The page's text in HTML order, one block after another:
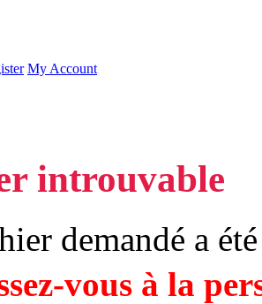
My Account
introuvable
demandé a
vous à la